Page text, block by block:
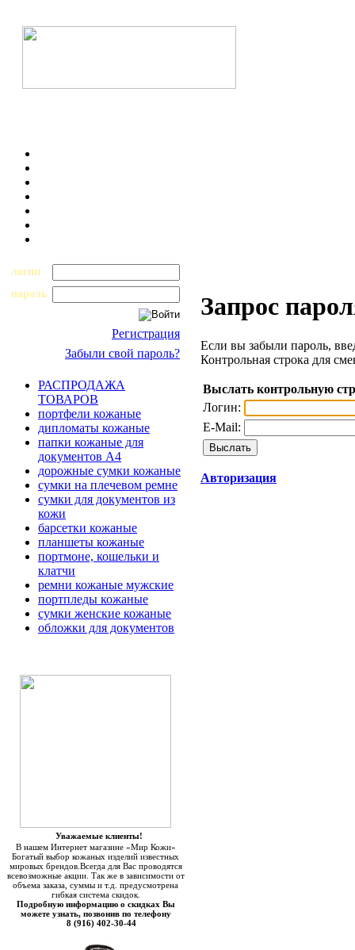
логин
пароль
Регистрация
Забыли свой пароль?
РАСПРОДАЖА
ТОВАРОВ
портфели кожаные
дипломаты кожаные
папки кожаные для
документов А4
дорожные сумки кожаные
сумки на плечевом ремне
сумки для документов из
кожи
барсетки кожаные
планшеты кожаные
портмоне, кошельки и
клатчи
ремни кожаные мужские
портпледы кожаные
сумки женские кожаные
обложки для документов
Уважаемые клиенты!
В нашем Интернет магазине «Мир Кожи»
Богатый выбор кожаных изделий известных
мировых брендов.Всегда для Вас проводятся
всевозможные акции. Так же в зависимости от
объема заказа, суммы и т.д. предусмотрена
гибкая система скидок.
Подробную информацию о скидках Вы
можете узнать, позвонив по телефону
8 (916) 402-30-44
Запрос
Если вы забыли пароль,
Контрольная строка для
Выслать контрольную
Логин:
E-Mail:
Авторизация